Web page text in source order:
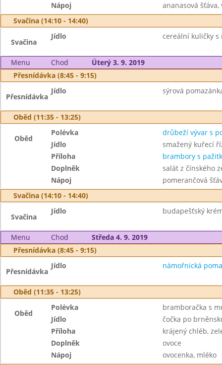
Nápoj
ananasová šťáva,
Svačina (14:10 - 14:40)
Svačina
Jídlo cereální kuličky s
Menu Chod
Úterý 3. 9. 2019
Přesnídávka (8:45 - 9:15)
Přesnídávka
Jídlo sýrová
Oběd (11:35 - 13:25)
Oběd
Polévka
drůbeží vývar s
Jídlo
smažený kuřecí
Příloha
brambory s
Doplněk
salát z čínského
Nápoj
pomerančová
Svačina (14:10 - 14:40)
Svačina
Jídlo budapešťský
Menu Chod
Středa 4. 9. 2019
Přesnídávka (8:45 - 9:15)
Přesnídávka
Jídlo námořnická
Oběd (11:35 - 13:25)
Oběd
Polévka
bramboračka s
Jídlo
čočka po
Příloha
krájený chléb,
Doplněk
ovoce
Nápoj
ovocenka, mléko